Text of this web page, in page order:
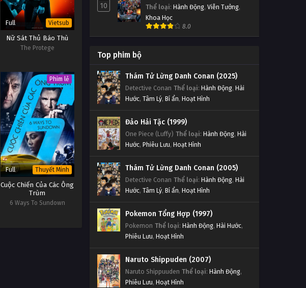
Full Vietsub
Nữ Sát Thủ Báo Thù
The Protege
Phim lẻ
Full Thuyết Minh
Cuộc Chiến Của Các Ông
Trùm
6 Ways To Sundown
10 Thể loại: Hành Động, Viễn Tưởng,
Khoa Học
8.0
Top phim bộ
Thám Tử Lừng Danh Conan (2025)
Detective Conan Thể loại: Hành Động, Hài
Hước, Tâm Lý, Bí ẩn, Hoạt Hình
Đảo Hải Tặc (1999)
One Piece (Luffy) Thể loại: Hành Động, Hài
Hước, Phiêu Lưu, Hoạt Hình
Thám Tử Lừng Danh Conan (2005)
Detective Conan Thể loại: Hành Động, Hài
Hước, Tâm Lý, Bí ẩn, Hoạt Hình
Pokemon Tổng Hợp (1997)
Pokemon Thể loại: Hành Động, Hài Hước,
Phiêu Lưu, Hoạt Hình
Naruto Shippuden (2007)
Naruto Shippuuden Thể loại: Hành Động,
Phiêu Lưu, Hoạt Hình